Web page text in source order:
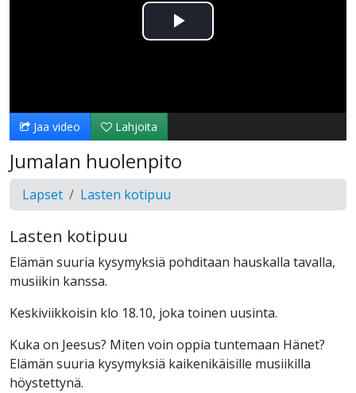
Toista
Jaa video Lahjoita
Jumalan huolenpito
Lapset Lasten kotipuu
Lasten kotipuu
Elämän suuria kysymyksiä pohditaan hauskalla tavalla,
musiikin kanssa.
Keskiviikkoisin klo 18.10, joka toinen uusinta.
Kuka on Jeesus? Miten voin oppia tuntemaan Hänet?
Elämän suuria kysymyksiä kaikenikäisille musiikilla
höystettynä.